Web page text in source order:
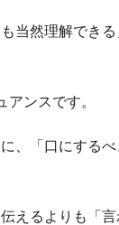
当然理解でき
アンスです。
、「口にする
えるよりも「